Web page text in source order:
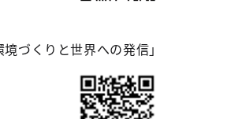
づくりと世界への発信」